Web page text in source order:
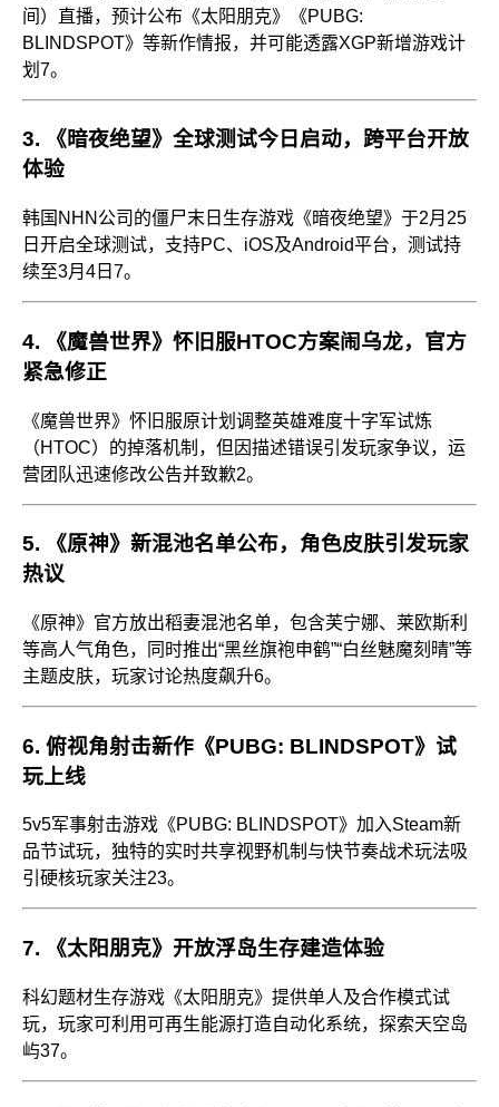
间）直播，预计公布《太阳朋克》《PUBG:
BLINDSPOT》等新作情报，并可能透露XGP新增游戏计
划 7。
3.
《暗夜绝望》全球测试今日启动，跨平台开放
体验
韩国NHN公司的僵尸末日生存游戏《暗夜绝望》于2月25
日开启全球测试，支持PC、iOS及Android平台，测试持
续至3月4日 7。
4.
《魔兽世界》怀旧服HTOC方案闹乌龙，官方
紧急修正
《魔兽世界》怀旧服原计划调整英雄难度十字军试炼
（HTOC）的掉落机制，但因描述错误引发玩家争议，运
营团队迅速修改公告并致歉2。
5.
《原神》新混池名单公布，角色皮肤引发玩家
热议
《原神》官方放出稻妻混池名单，包含芙宁娜、莱欧斯利
等高人气角色，同时推出“黑丝旗袍申鹤”“白丝魅魔刻晴”等
主题皮肤，玩家讨论热度飙升6。
6. 俯视角射击新作《PUBG: BLINDSPOT》试
玩上线
5v5军事射击游戏《PUBG: BLINDSPOT》加入Steam新
品节试玩，独特的实时共享视野机制与快节奏战术玩法吸
引硬核玩家关注23。
7. 《太阳朋克》开放浮岛生存建造体验
科幻题材生存游戏《太阳朋克》提供单人及合作模式试
玩，玩家可利用可再生能源打造自动化系统，探索天空岛
屿37。